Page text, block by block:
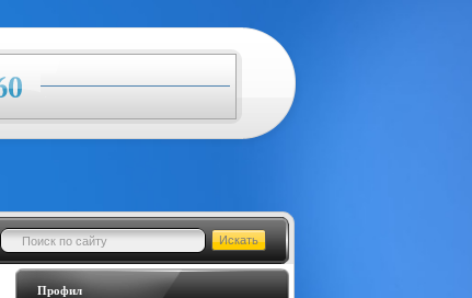
Профил